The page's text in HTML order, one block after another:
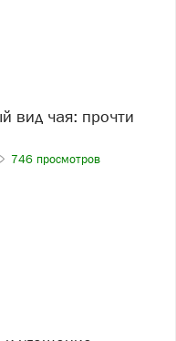
746 просмотров